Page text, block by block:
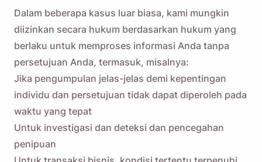
Dalam beberapa kasus luar biasa, kami mungkin
diizinkan secara hukum berdasarkan hukum yang
berlaku untuk memproses informasi Anda tanpa
persetujuan Anda, termasuk, misalnya:
Jika pengumpulan jelas-jelas demi kepentingan
individu dan persetujuan tidak dapat diperoleh pada
waktu yang tepat
Untuk investigasi dan deteksi dan pencegahan
penipuan
Ingatkan saya 🔔
Kirimi diri Anda pengingat untuk mengunduh
Viddly saat Anda kembali menggunakan
MacOS atau PC Windows.
Name